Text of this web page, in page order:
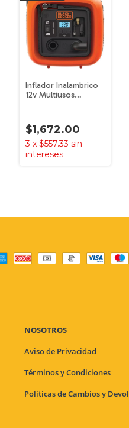
Inflador Inalambrico
12v Multiusos
$1,672.00
3 x $557.33 sin
intereses
NOSOTROS
Aviso de Privacidad
Términos y Condiciones
Políticas de Cambios y